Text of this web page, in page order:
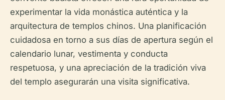
experimentar la vida monástica auténtica y la
arquitectura de templos chinos. Una planificación
cuidadosa en torno a sus días de apertura según el
calendario lunar, vestimenta y conducta
respetuosa, y una apreciación de la tradición viva
del templo asegurarán una visita significativa.